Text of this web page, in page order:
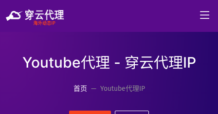
Youtube代理 - 穿云代理IP
首页 Youtube代理IP